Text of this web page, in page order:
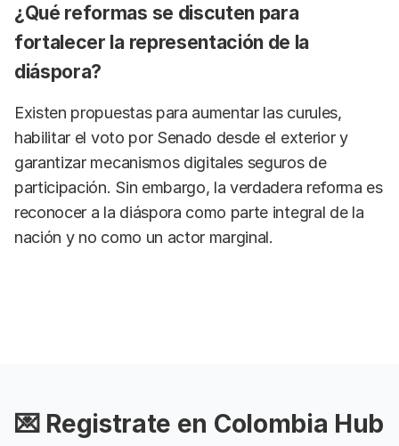
¿Qué reformas se discuten para
fortalecer la representación de la
diáspora?
Existen propuestas para aumentar las curules,
habilitar el voto por Senado desde el exterior y
garantizar mecanismos digitales seguros de
participación. Sin embargo, la verdadera reforma es
reconocer a la diáspora como parte integral de la
nación y no como un actor marginal.
💌 Registrate en Colombia Hub